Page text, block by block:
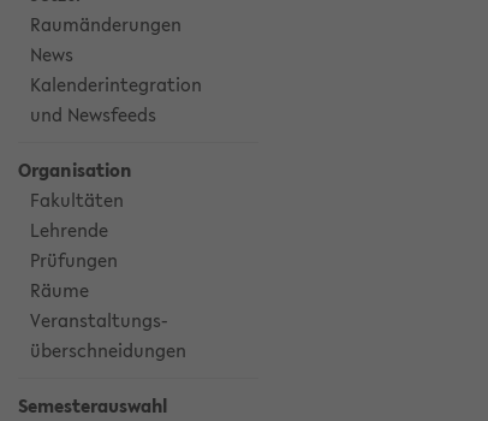
Raumänderungen
News
Kalenderintegration
und Newsfeeds
Organisation
Fakultäten
Lehrende
Prüfungen
Räume
Veranstaltungs-
überschneidungen
Semesterauswahl